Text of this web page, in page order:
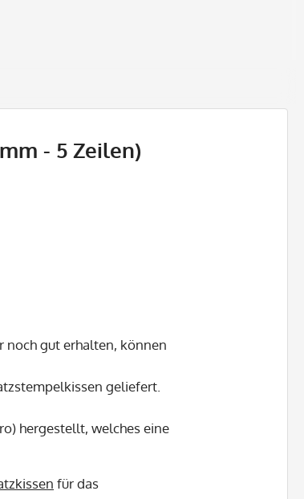
- 5 Zeilen)
noch gut erhalten, können
geliefert.
hergestellt, welches eine
für das